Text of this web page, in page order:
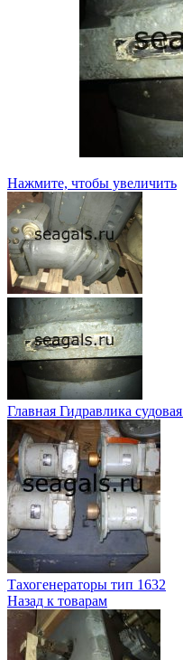
Нажмите, чтобы увеличить
Главная Гидравлика судовая
Тахогенераторы тип 1632
Назад к товарам